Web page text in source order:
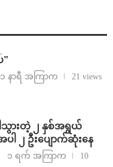
၁ နာရီ အကြာက 21 views
ါသွားတဲ့ ၂ နှစ်အရွယ်
ါ ၂ ဦးပျောက်ဆုံးနေ
၁ ရက် အကြာက
10